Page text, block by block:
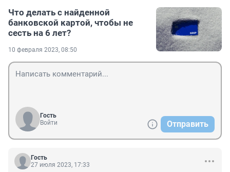
Что делать с найденной
банковской картой, чтобы не
сесть на 6 лет?
10 февраля 2023, 08:50
Гость
Войти
Отправить
Гость
27 июля 2023, 17:33